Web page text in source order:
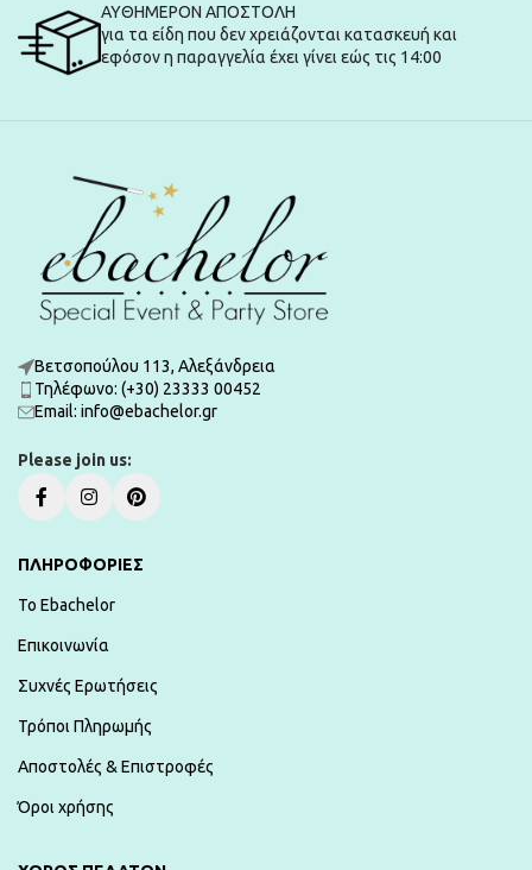
ΑΥΘΗΜΕΡΟΝ ΑΠΟΣΤΟΛΗ
για τα είδη που δεν χρειάζονται κατασκευή και
εφόσον η παραγγελία έχει γίνει εώς τις 14:00
Βετσοπούλου 113, Αλεξάνδρεια
Τηλέφωνο: (+30) 23333 00452
Εmail: info@ebachelor.gr
Please join us:
ΠΛΗΡΟΦΟΡΙΕΣ
To Ebachelor
Επικοινωνία
Συχνές Ερωτήσεις
Τρόποι Πληρωμής
Αποστολές & Επιστροφές
Όροι χρήσης